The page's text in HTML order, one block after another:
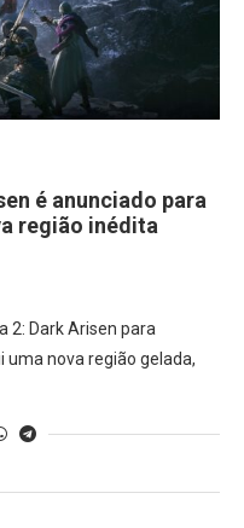
é anunciado para
região inédita
2: Dark Arisen para
uma nova região gelada,